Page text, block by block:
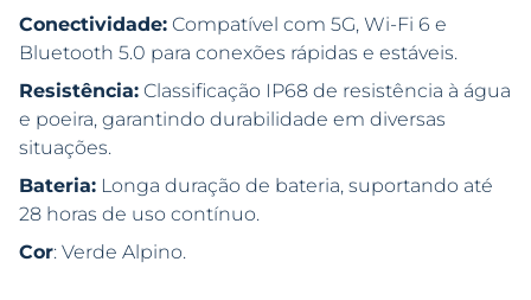
Conectividade: Compatível com 5G, Wi-Fi 6 e
Bluetooth 5.0 para conexões rápidas e estáveis.
Resistência: Classificação IP68 de resistência à água
e poeira, garantindo durabilidade em diversas
situações.
Bateria: Longa duração de bateria, suportando até
28 horas de uso contínuo.
Cor: Verde Alpino.